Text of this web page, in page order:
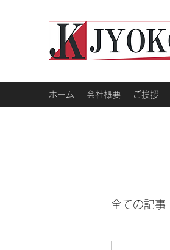
ホーム 会社概要 ご挨拶
全ての記事